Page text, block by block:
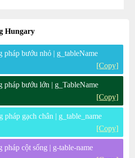
Hungary
pháp bướu nhỏ | g_tableName
[Copy]
pháp bướu lớn | g_TableName
[Copy]
pháp gạch chân | g_table_name
[Copy]
pháp cột sống | g-table-name